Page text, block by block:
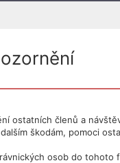
ostatních členů a
škodám, pomoci
osob do